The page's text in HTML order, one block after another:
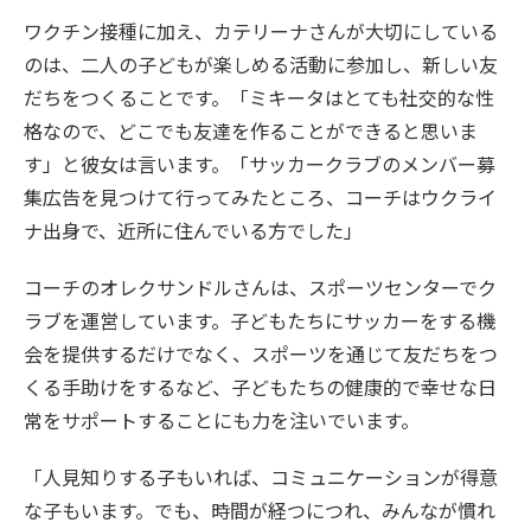
ワクチン接種に加え、カテリーナさんが大切にしている
のは、二人の子どもが楽しめる活動に参加し、新しい友
だちをつくることです。「ミキータはとても社交的な性
格なので、どこでも友達を作ることができると思いま
す」と彼女は言います。「サッカークラブのメンバー募
集広告を見つけて行ってみたところ、コーチはウクライ
ナ出身で、近所に住んでいる方でした」
コーチのオレクサンドルさんは、スポーツセンターでク
ラブを運営しています。子どもたちにサッカーをする機
会を提供するだけでなく、スポーツを通じて友だちをつ
くる手助けをするなど、子どもたちの健康的で幸せな日
常をサポートすることにも力を注いでいます。
「人見知りする子もいれば、コミュニケーションが得意
な子もいます。でも、時間が経つにつれ、みんなが慣れ